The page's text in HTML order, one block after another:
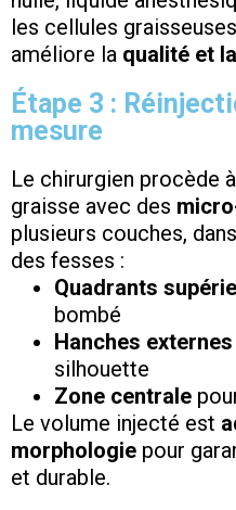
les cellules
améliore la qualité et
Étape 3 :
mesure
Le chirurgien procède
graisse avec des
plusieurs couches,
des fesses :
Quadrants
bombé
Hanches externes
silhouette
Zone centrale
Le volume injecté est
morphologie pour
et durable.